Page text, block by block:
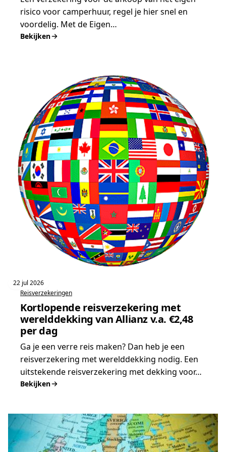
risico voor camperhuur, regel je hier snel en
voordelig. Met de Eigen…
Bekijken
:
borg
van
huurcamper
22 jul 2026
Reisverzekeringen
Kortlopende reisverzekering met
werelddekking van Allianz v.a. €2,48
per dag
Ga je een verre reis maken? Dan heb je een
reisverzekering met werelddekking nodig. Een
uitstekende reisverzekering met dekking voor…
Bekijken
:
met
werelddekking
van